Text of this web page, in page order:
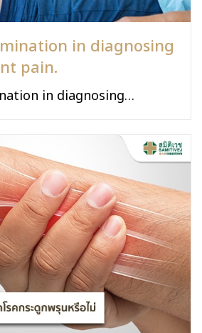
in diagnosing
pain.
in diagnosing